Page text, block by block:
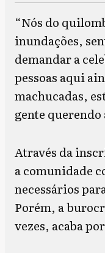
“Nós do
inundações,
demandar a
pessoas aqui
machucadas,
gente querendo
Através da
a comunidade
necessários
Porém, a
vezes, acaba